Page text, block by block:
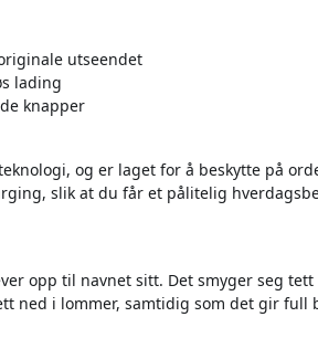
utseendet
lading
knapper
og er laget for å beskytte på
slik at du får et pålitelig
opp til navnet sitt. Det smyger seg
ned i lommer, samtidig som det gir full